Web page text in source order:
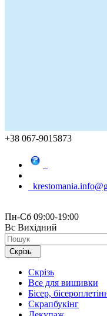
+38 067-9015873
Пн-Сб 09:00-19:00
Вс Вихідний
Скрізь
Скрізь
Все для вишивки
Бісер,
Скрапбукінг